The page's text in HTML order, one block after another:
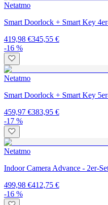
Netatmo
Smart Doorlock + Smart Key
419,98 €345,55 €
-16 %
Netatmo
Smart Doorlock + Smart Key
459,97 €383,95 €
-17 %
Netatmo
Indoor Camera Advance - 2er-
499,98 €412,75 €
-16 %